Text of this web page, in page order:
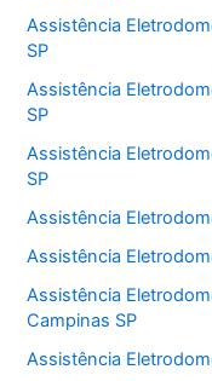
Assistência
SP
Assistência
SP
Assistência
SP
Assistência
Assistência
Assistência
Campinas SP
Assistência